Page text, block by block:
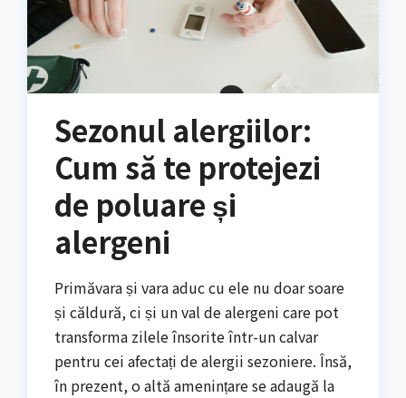
Sezonul alergiilor:
Cum să te protejezi
de poluare și
alergeni
Primăvara și vara aduc cu ele nu doar soare
și căldură, ci și un val de alergeni care pot
transforma zilele însorite într-un calvar
pentru cei afectați de alergii sezoniere. Însă,
în prezent, o altă amenințare se adaugă la